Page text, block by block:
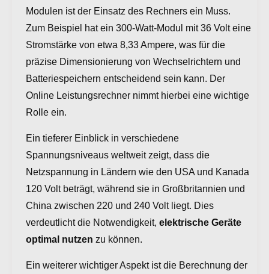
Modulen ist der Einsatz des Rechners ein Muss.
Zum Beispiel hat ein 300-Watt-Modul mit 36 Volt eine
Stromstärke von etwa 8,33 Ampere, was für die
präzise Dimensionierung von Wechselrichtern und
Batteriespeichern entscheidend sein kann. Der
Online Leistungsrechner nimmt hierbei eine wichtige
Rolle ein.
Ein tieferer Einblick in verschiedene
Spannungsniveaus weltweit zeigt, dass die
Netzspannung in Ländern wie den USA und Kanada
120 Volt beträgt, während sie in Großbritannien und
China zwischen 220 und 240 Volt liegt. Dies
verdeutlicht die Notwendigkeit, elektrische Geräte
optimal nutzen zu können.
Ein weiterer wichtiger Aspekt ist die Berechnung der